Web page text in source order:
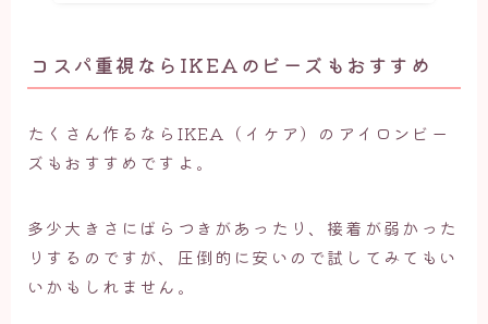
コスパ重視ならIKEAのビーズもおすすめ
たくさん作るならIKEA（イケア）のアイロンビー
ズもおすすめですよ。
多少大きさにばらつきがあったり、接着が弱かった
りするのですが、圧倒的に安いので試してみてもい
いかもしれません。